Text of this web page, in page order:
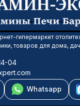
гипермаркет
товаров для дома,
04
Whatsapp